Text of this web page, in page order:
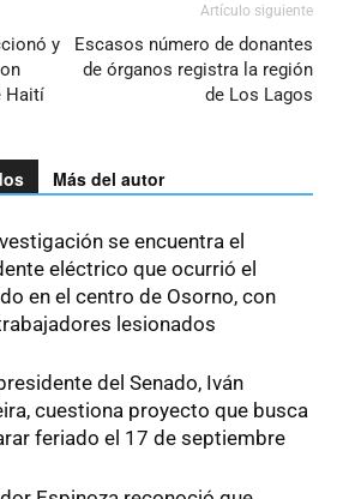
y
Haití
Artículo siguiente
Escasos número de donantes
de órganos registra la región
de Los Lagos
Más del autor
se encuentra el
eléctrico que ocurrió el
en el centro de Osorno, con
lesionados
del Senado, Iván
cuestiona proyecto que busca
feriado el 17 de septiembre